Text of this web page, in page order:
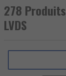
LVDS est
Signing"
tension) et est
pouvoir
des vitesses
278
LVDS